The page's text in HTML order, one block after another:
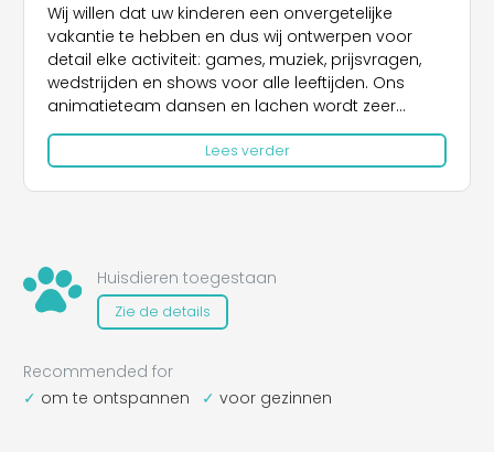
Wij willen dat uw kinderen een onvergetelijke
vakantie te hebben en dus wij ontwerpen voor
detail elke activiteit: games, muziek, prijsvragen,
wedstrijden en shows voor alle leeftijden. Ons
animatieteam dansen en lachen wordt zeer
serieus genomen en het hele jaar door is speeltijd.
Omdat we weten dat uw descando belangrijk is,
zorgen voor uw kinderen, terwijl u geniet van uw
tijd.
Lees verder
Huisdieren toegestaan
Zie de details
Recommended for
om te ontspannen
voor gezinnen